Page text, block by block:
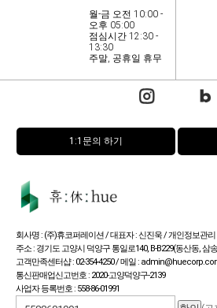
월-금 오전 10:00 -
오후 05:00
점심시간 12:30 -
13:30
주말, 공휴일 휴무
1:1문의 하기
회사명 : (주)휴코퍼레이션 / 대표자 : 신진욱 / 개인정보관
주소 : 경기도 고양시 덕양구 통일로140, B-B229(동산동, 삼
고객만족센터샵 : 02-354-4250 / 메일 :
통신판매업신고번호 : 2020-고양덕양구-2139
사업자 등록번호 : 558-86-01991